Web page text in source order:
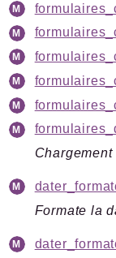
Formate la